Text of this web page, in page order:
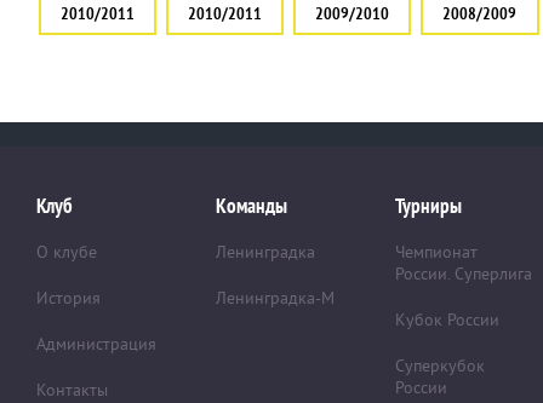
2010/2011 2010/2011 2009/2010 2008/2009
Клуб
О клубе
История
Администрация
Контакты
Команды
Ленинградка
Ленинградка-М
Турниры
Чемпионат
России. Суперлига
Кубок России
Суперкубок
России